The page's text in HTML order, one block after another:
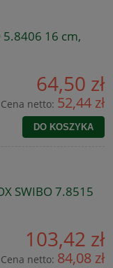
5.8406 16 cm,
64,50 zł
Cena netto: 52,44 zł
DO KOSZYKA
SWIBO 7.8515
103,42 zł
Cena netto: 84,08 zł